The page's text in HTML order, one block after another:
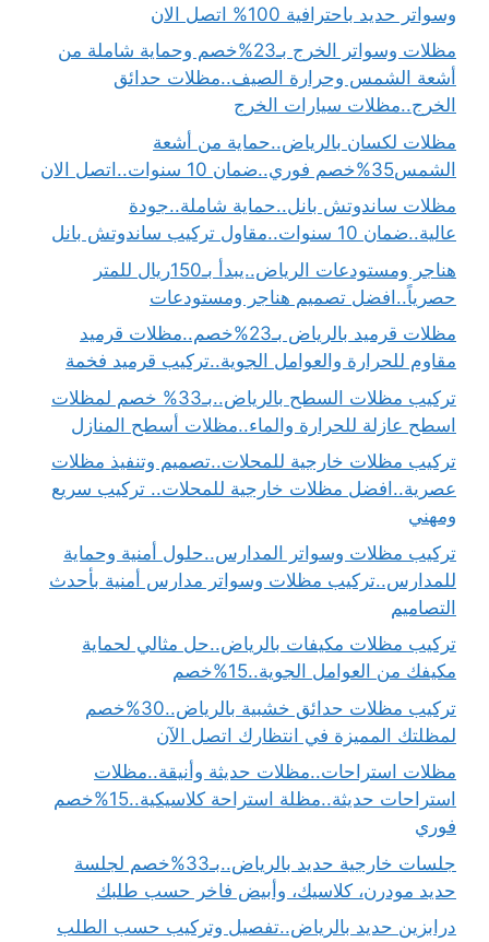
وسواتر حديد باحترافية 100% اتصل الان
مظلات وسواتر الخرج بـ23%خصم وحماية شاملة من
أشعة الشمس وحرارة الصيف..مظلات حدائق
الخرج..مظلات سيارات الخرج
مظلات لكسان بالرياض..حماية من أشعة
الشمس35%خصم فوري..ضمان 10 سنوات..اتصل الان
مظلات ساندوتش بانل..حماية شاملة..جودة
عالية..ضمان 10 سنوات..مقاول تركيب ساندوتش بانل
هناجر ومستودعات الرياض..يبدأ بـ150ريال للمتر
حصرياً..افضل تصميم هناجر ومستودعات
مظلات قرميد بالرياض بـ23%خصم..مظلات قرميد
مقاوم للحرارة والعوامل الجوية..تركيب قرميد فخمة
تركيب مظلات السطح بالرياض..بـ33% خصم لمظلات
اسطح عازلة للحرارة والماء..مظلات أسطح المنازل
تركيب مظلات خارجية للمحلات..تصميم وتنفيذ مظلات
عصرية..افضل مظلات خارجية للمحلات.. تركيب سريع
ومهني
تركيب مظلات وسواتر المدارس..حلول أمنية وحماية
للمدارس..تركيب مظلات وسواتر مدارس أمنية بأحدث
التصاميم
تركيب مظلات مكيفات بالرياض..حل مثالي لحماية
مكيفك من العوامل الجوية..15%خصم
تركيب مظلات حدائق خشبية بالرياض..30%خصم
لمظلتك المميزة في انتظارك اتصل الآن
مظلات استراحات..مظلات حديثة وأنيقة..مظلات
استراحات حديثة..مظلة استراحة كلاسيكية..15%خصم
فوري
جلسات خارجية حديد بالرياض..بـ33%خصم لجلسة
حديد مودرن، كلاسيك، وأبيض فاخر حسب طلبك
درابزين حديد بالرياض..تفصيل وتركيب حسب الطلب